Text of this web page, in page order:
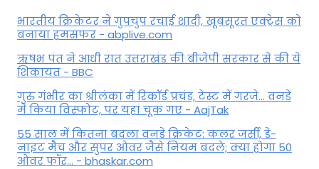
भारतीय क्रिकेटर ने गुपचुप रचाई शादी, खूबसूरत एक्ट्रेस को
बनाया हमसफर - abplive.com
ऋषभ पंत ने आधी रात उत्तराखंड की बीजेपी सरकार से की ये
शिकायत - BBC
गुरु गंभीर का श्रीलंका में र‍िकॉर्ड प्रचंड, टेस्ट में गरजे... वनडे
में किया व‍िस्फोट, पर यहां चूक गए - AajTak
55 साल में कितना बदला वनडे क्रिकेट: कलर जर्सी, डे-
नाइट मैच और सुपर ओवर जैसे नियम बदले; क्या होगा 50
ओवर फॉर... - bhaskar.com